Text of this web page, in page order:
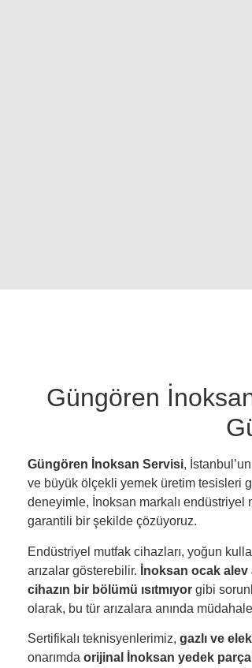
Güngören
Güngören İnoksan Servisi,
ve büyük ölçekli yemek üretim tesisleri
deneyimle, İnoksan markalı endüstriyel
garantili bir şekilde çözüyoruz.
Endüstriyel mutfak cihazları, yoğun
arızalar gösterebilir. İnoksan ocak alev
cihazın bir bölümü ısıtmıyor gibi
olarak, bu tür arızalara anında
Sertifikalı teknisyenlerimiz, gazlı ve
onarımda orijinal İnoksan yedek